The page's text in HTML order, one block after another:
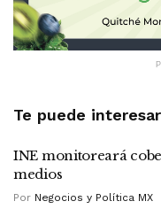
Te puede interesar
INE monitoreará
medios
Por Negocios y Política MX